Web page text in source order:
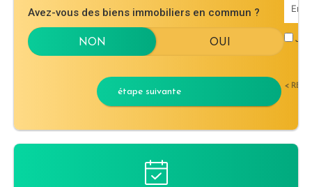
Avez-vous des biens immobiliers en commun ?
étape suivante <